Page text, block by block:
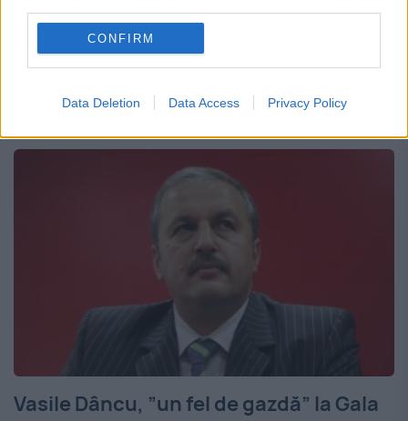
CONFIRM
Data Deletion Data Access Privacy Policy
Numărul de turişti care au ajuns la mare în
acest weekend este de aproximativ 80.000
de turişti în unităţi clasificate În afară de
aceștia cel puţin 20.000 de vizitatori s-au...
Vasile Dâncu, ”un fel de gazdă” la Gala